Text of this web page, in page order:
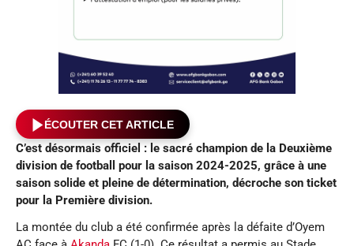
ÉCOUTER CET ARTICLE
C’est désormais officiel : le sacré champion de la Deuxième
division de football
pour la saison 2024-2025, grâce à une
saison solide et pleine de détermination, décroche son ticket
pour la Première division.
La montée du club a été confirmée après la défaite d’Oyem